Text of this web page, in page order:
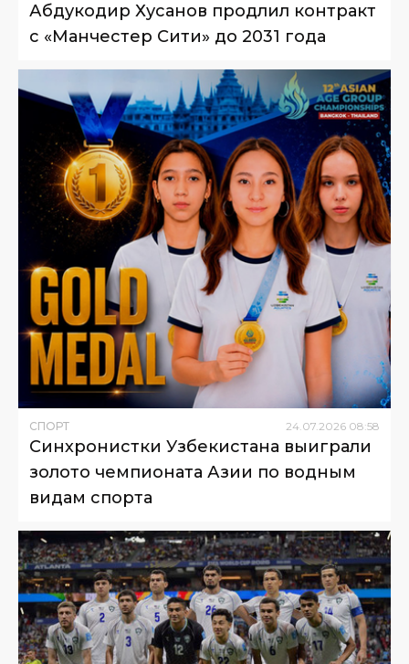
Абдукодир Хусанов продлил контракт
с «Манчестер Сити» до 2031 года
СПОРТ 24.07.2026 08:58
Синхронистки Узбекистана выиграли
золото чемпионата Азии по водным
видам спорта